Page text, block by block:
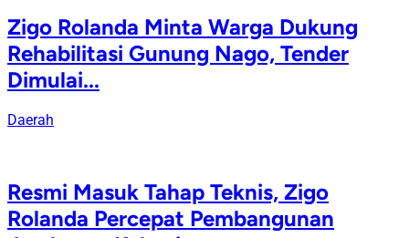
Zigo Rolanda Minta Warga Dukung
Rehabilitasi Gunung Nago, Tender
Dimulai...
Daerah
Resmi Masuk Tahap Teknis, Zigo
Rolanda Percepat Pembangunan